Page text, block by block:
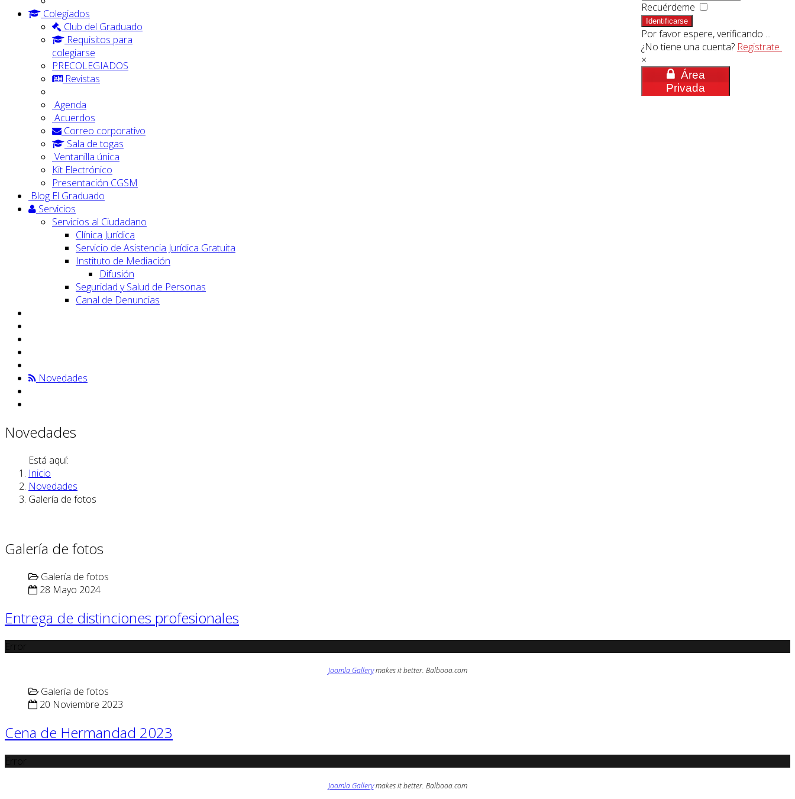
Recuérdeme
Identificarse
Por favor espere, verificando ...
¿No tiene una cuenta? Registrate
×
Área
Privada
Colegiados
Club del Graduado
Requisitos para
colegiarse
PRECOLEGIADOS
Revistas
Agenda
Acuerdos
Correo corporativo
Sala de togas
Ventanilla única
Kit Electrónico
Presentación CGSM
Blog El Graduado
Servicios
Servicios al Ciudadano
Clínica Jurídica
Servicio de Asistencia Jurídica Gratuita
Instituto de Mediación
Difusión
Seguridad y Salud de Personas
Canal de Denuncias
Novedades
Novedades
Está aquí:
Inicio
Novedades
Galería de fotos
Galería de fotos
Galería de fotos
28 Mayo 2024
Entrega de distinciones profesionales
Joomla Gallerymakes it better. Balbooa.com
Galería de fotos
20 Noviembre 2023
Cena de Hermandad 2023
Joomla Gallerymakes it better. Balbooa.com